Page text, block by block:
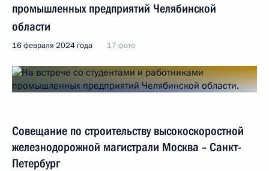
промышленных предприятий Челябинской
области
16 февраля 2024 года 17 фото
Совещание по строительству высокоскоростной
железнодорожной магистрали Москва – Санкт-
Петербург